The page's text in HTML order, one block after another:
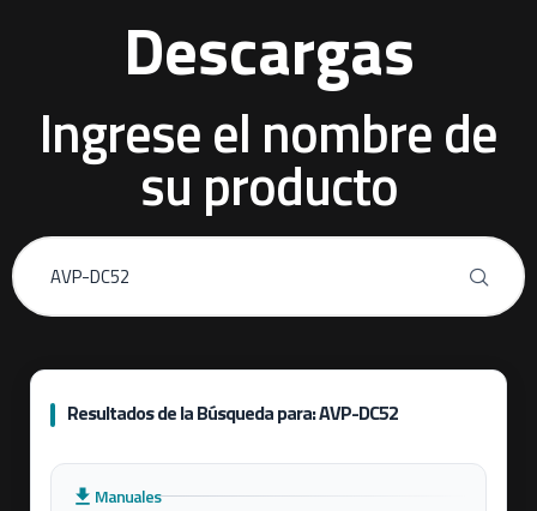
Descargas
Ingrese el nombre de
su producto
Resultados de la Búsqueda para: AVP-DC52
Manuales